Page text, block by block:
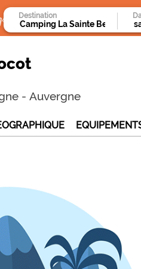
Destination
- Auvergne